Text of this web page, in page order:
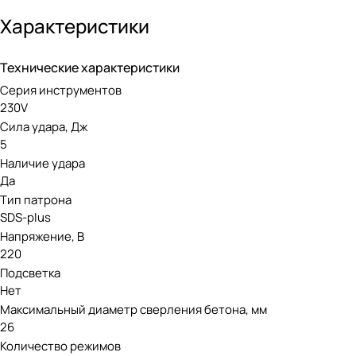
обладает мощным двигателем с мощностью 1100 Вт, что
Смена насадок происходит без дополнительного
работ. Антивибрационная эргономичная прорезиненная
Характеристики
Технические характеристики
Серия инструментов
230V
Сила удара, Дж
5
Наличие удара
Да
Тип патрона
SDS-plus
Напряжение, В
220
Подсветка
Нет
Максимальный диаметр сверления бетона, мм
26
Количество режимов